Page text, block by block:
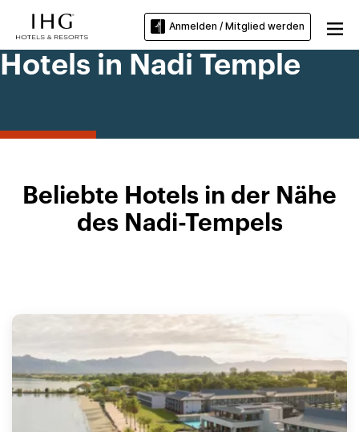
Anmelden / Mitglied werden
Hotels in Nadi Temple
Beliebte Hotels in der Nähe
des Nadi-Tempels